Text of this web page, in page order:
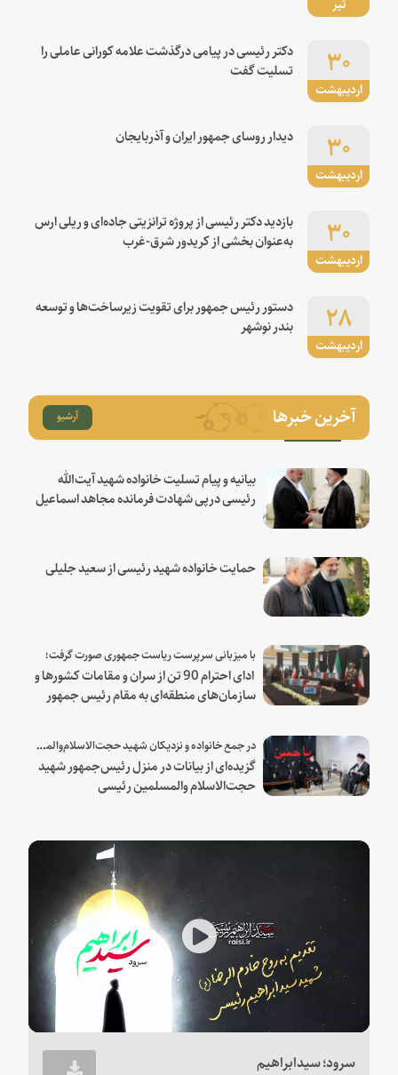
اردیبهشت
۳۰
دکتر رئیسی در پیامی درگذشت علامه کورانی عاملی را
تسلیت گفت
اردیبهشت
۳۰ دیدار روسای جمهور ایران و آذربایجان
اردیبهشت
۳۰
بازدید دکتر رئیسی از پروژه ترانزیتی جاده‌ای و ریلی ارس
به‌عنوان بخشی از کریدور شرق-غرب
اردیبهشت
۲۸
دستور رئیس جمهور برای تقویت زیرساخت‌ها و توسعه
بندر نوشهر
آخرین خبرها آرشیو
بیانیه و پیام تسلیت خانواده شهید آیت‌الله
رئیسی درپی شهادت فرمانده مجاهد اسماعیل
حمایت خانواده شهید رئیسی از سعید جلیلی
با میزبانی سرپرست ریاست جمهوری صورت گرفت؛
ادای احترام 90 تن از سران و مقامات کشورها و
سازمان‌های منطقه‌ای به مقام رئیس جمهور
در جمع خانواده و نزدیکان شهید حجت‌الاسلام‌والمسلمین رئیسی:
گزیده‌ای از بیانات در منزل رئیس‌جمهور شهید
حجت‌الاسلام والمسلمین رئیسی
Play
Video
سرود؛ سیدابراهیم